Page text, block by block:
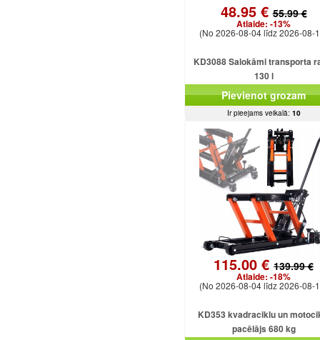
48.95 €55.99 €
Atlaide: -13%
(No 2026-08-04 līdz 2026-08-
KD3088 Salokāmi transporta
130 l
Pievienot grozam
Ir pieejams veikalā: 10
115.00 € 139.99 €
Atlaide: -18%
(No 2026-08-04 līdz 2026-08-
KD353 kvadraciklu un
pacēlājs 680 kg